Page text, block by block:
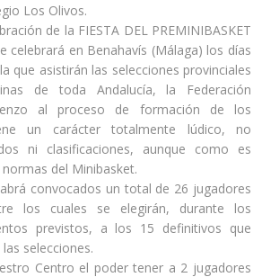
Los Olivos.
de la FIESTA DEL PREMINIBASKET
celebrará en Benahavís (Málaga) los días
que asistirán las selecciones provinciales
de toda Andalucía, la Federación
al proceso de formación de los
un carácter totalmente lúdico, no
ni clasificaciones, aunque como es
del Minibasket.
convocados un total de 26 jugadores
los cuales se elegirán, durante los
previstos, a los 15 definitivos que
selecciones.
Centro el poder tener a 2 jugadores